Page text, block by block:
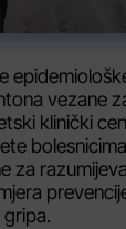
vezane
klinički
za